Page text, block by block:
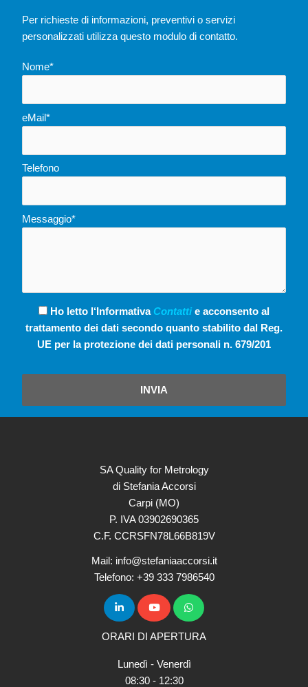
Per richieste di informazioni, preventivi o servizi
personalizzati utilizza questo modulo di contatto.
Nome*
eMail*
Telefono
Messaggio*
Ho letto l‘Informativa Contattie acconsento al
trattamento dei dati secondo quanto stabilito dal Reg.
UE per la protezione dei dati personali n. 679/201
INVIA
SA Quality for Metrology
di Stefania Accorsi
Carpi (MO)
P. IVA 03902690365
C.F. CCRSFN78L66B819V
Mail: info@stefaniaaccorsi.it
Telefono: +39 333 7986540
ORARI DI APERTURA
Lunedì - Venerdì
08:30 - 12:30